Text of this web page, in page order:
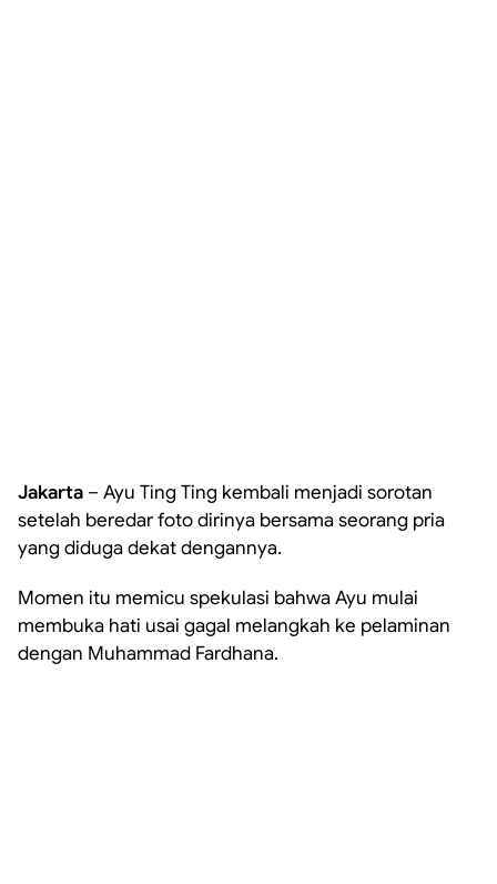
Jakarta – Ayu Ting Ting kembali menjadi sorotan
setelah beredar foto dirinya bersama seorang pria
yang diduga dekat dengannya.
Momen itu memicu spekulasi bahwa Ayu mulai
membuka hati usai gagal melangkah ke pelaminan
dengan Muhammad Fardhana.